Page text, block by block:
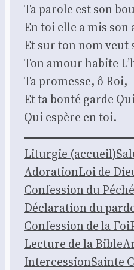
Ta parole est son
En toi elle a mis son
Et sur ton nom veut
Ton amour habite
Ta pro­messe, ô Roi,
Et ta bon­té garde
Qui espère en toi.
Litur­gie (accueil)
Ado­ra­tionLoi de
Confes­sion du Péché
Décla­ra­tion du
Confes­sion de la Foi
Lec­ture de la Bible
Inter­ces­sionSainte